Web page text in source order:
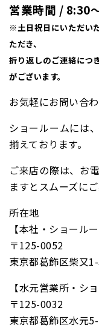
営業時間 / 8:30
※土日祝日にいただい
ただき、
折り返しのご連絡につ
がございます。
お気軽にお問い合わ
ショールームには
揃えております。
ご来店の際は、お
ますとスムーズに
所在地
【本社・ショール
〒125-0052
東京都葛飾区柴又
【水元営業所・シ
〒125-0032
東京都葛飾区水元